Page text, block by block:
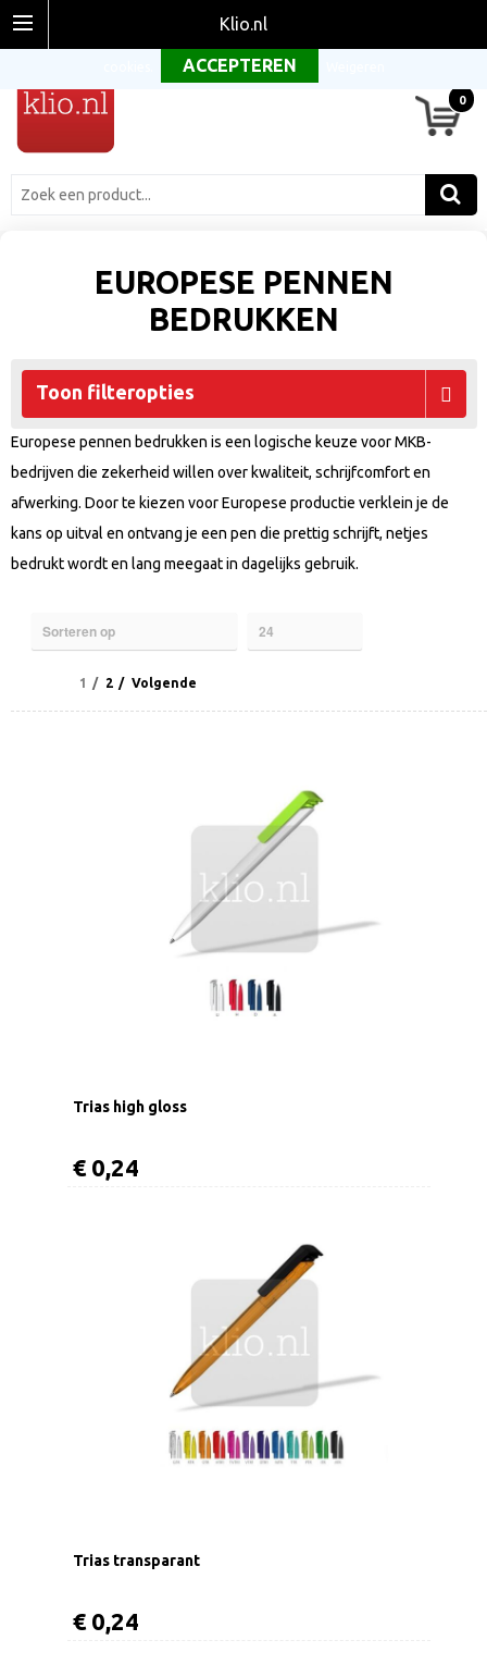
Klio.nl
0
EUROPESE PENNEN
BEDRUKKEN
Toon filteropties
Europese pennen bedrukken is een logische keuze voor MKB-
bedrijven die zekerheid willen over kwaliteit, schrijfcomfort en
afwerking. Door te kiezen voor Europese productie verklein je de
kans op uitval en ontvang je een pen die prettig schrijft, netjes
bedrukt wordt en lang meegaat in dagelijks gebruik.
1 2 Volgende
Trias high gloss
€ 0,24
Trias transparant
€ 0,24
Om onze website optimaal te laten functioneren maken wij gebruik van